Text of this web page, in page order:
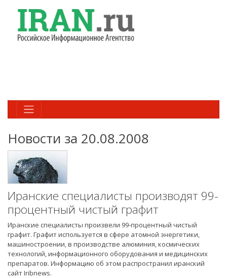
Новости за 20.08.2008
Иранские специалисты производят 99-
процентный чистый графит
Иранские специалисты произвели 99-процентный чистый
графит. Графит используется в сфере атомной энергетики,
машиностроении, в производстве алюминия, космических
технологий, информационного оборудования и медицинских
препаратов. Информацию об этом распространил иранский
сайт Iribnews.